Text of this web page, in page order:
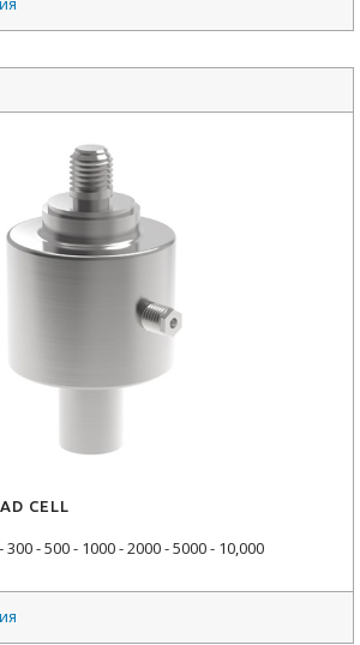
CELL
300 - 500 - 1000 - 2000 - 5000 - 10,000